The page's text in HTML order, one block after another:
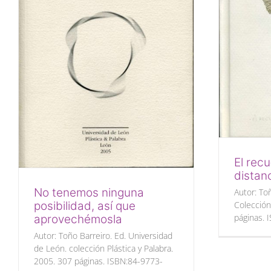
No tenemos ninguna
posibilidad, así que
aprovechémosla
Autor: Toño Barreiro. Ed. Universidad
de León. colección Plástica y Palabra.
2005. 307 páginas. ISBN:84-9773-
El
Autor:
páginas.